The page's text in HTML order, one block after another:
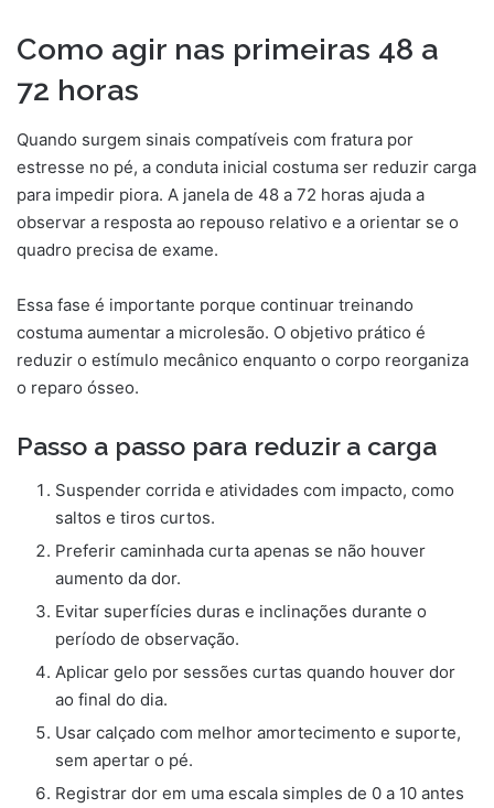
Como agir nas primeiras 48 a
72 horas
Quando surgem sinais compatíveis com fratura por
estresse no pé, a conduta inicial costuma ser reduzir carga
para impedir piora. A janela de 48 a 72 horas ajuda a
observar a resposta ao repouso relativo e a orientar se o
quadro precisa de exame.
Essa fase é importante porque continuar treinando
costuma aumentar a microlesão. O objetivo prático é
reduzir o estímulo mecânico enquanto o corpo reorganiza
o reparo ósseo.
Passo a passo para reduzir a carga
Suspender corrida e atividades com impacto, como
saltos e tiros curtos.
Preferir caminhada curta apenas se não houver
aumento da dor.
Evitar superfícies duras e inclinações durante o
período de observação.
Aplicar gelo por sessões curtas quando houver dor
ao final do dia.
Usar calçado com melhor amortecimento e suporte,
sem apertar o pé.
Registrar dor em uma escala simples de 0 a 10 antes